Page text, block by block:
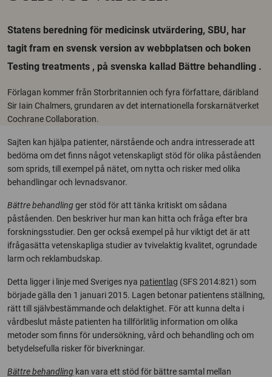
Statens beredning för medicinsk utvärdering, SBU, har
tagit fram en svensk version av webbplatsen och boken
Testing treatments , på svenska kallad Bättre behandling .
Förlagan kommer från Storbritannien och fyra författare, däribland
Sir Iain Chalmers, grundaren av det internationella forskarnätverket
Cochrane Collaboration.
Sajten kan hjälpa patienter, närstående och andra intresserade att
bedöma om det finns något vetenskapligt stöd för olika påståenden
som sprids, till exempel på nätet, om nytta och risker med olika
behandlingar och levnadsvanor.
Bättre behandlingger stöd för att tänka kritiskt om sådana
påståenden. Den beskriver hur man kan hitta och fråga efter bra
forskningsstudier. Den ger också exempel på hur viktigt det är att
ifrågasätta vetenskapliga studier av tvivelaktig kvalitet, ogrundade
larm och reklambudskap.
Detta ligger i linje med Sveriges nya patientlag (SFS 2014:821) som
började gälla den 1 januari 2015. Lagen betonar patientens ställning,
rätt till självbestämmande och delaktighet. För att kunna delta i
vårdbeslut måste patienten ha tillförlitlig information om olika
metoder som finns för undersökning, vård och behandling och om
betydelsefulla risker för biverkningar.
Bättre behandling kan vara ett stöd för bättre samtal mellan